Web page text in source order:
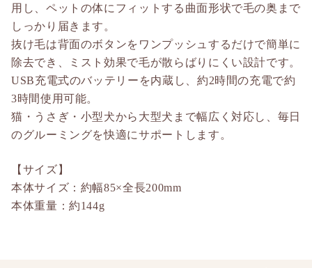
用し、ペットの体にフィットする曲面形状で毛の奥まで
しっかり届きます。
抜け毛は背面のボタンをワンプッシュするだけで簡単に
除去でき、ミスト効果で毛が散らばりにくい設計です。
USB充電式のバッテリーを内蔵し、約2時間の充電で約
3時間使用可能。
猫・うさぎ・小型犬から大型犬まで幅広く対応し、毎日
のグルーミングを快適にサポートします。
【サイズ】
本体サイズ：約幅85×全長200mm
本体重量：約144g